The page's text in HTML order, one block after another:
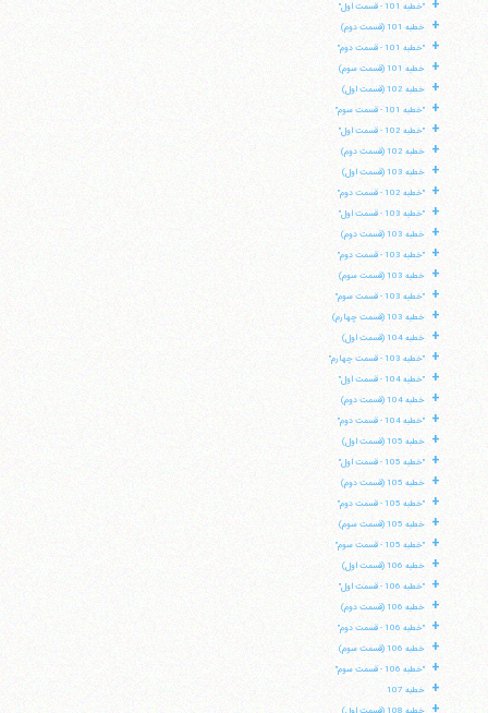
+ "خطبه 101 - قسمت اول"
+ خطبه 101 (قسمت دوم)
+ "خطبه 101 - قسمت دوم"
+ خطبه 101 (قسمت سوم)
+ خطبه 102 (قسمت اول)
+ "خطبه 101 - قسمت سوم"
+ "خطبه 102 - قسمت اول"
+ خطبه 102 (قسمت دوم)
+ خطبه 103 (قسمت اول)
+ "خطبه 102 - قسمت دوم"
+ "خطبه 103 - قسمت اول"
+ خطبه 103 (قسمت دوم)
+ "خطبه 103 - قسمت دوم"
+ خطبه 103 (قسمت سوم)
+ "خطبه 103 - قسمت سوم"
+ خطبه 103 (قسمت چهارم)
+ خطبه 104 (قسمت اول)
+ "خطبه 103 - قسمت چهارم"
+ "خطبه 104 - قسمت اول"
+ خطبه 104 (قسمت دوم)
+ "خطبه 104 - قسمت دوم"
+ خطبه 105 (قسمت اول)
+ "خطبه 105 - قسمت اول"
+ خطبه 105 (قسمت دوم)
+ "خطبه 105 - قسمت دوم"
+ خطبه 105 (قسمت سوم)
+ "خطبه 105 - قسمت سوم"
+ خطبه 106 (قسمت اول)
+ "خطبه 106 - قسمت اول"
+ خطبه 106 (قسمت دوم)
+ "خطبه 106 - قسمت دوم"
+ خطبه 106 (قسمت سوم)
+ "خطبه 106 - قسمت سوم"
+ خطبه 107